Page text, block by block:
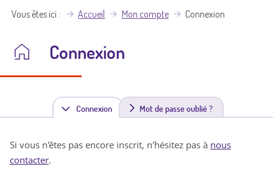
Vous êtes ici Accueil Mon compte Connexion
Connexion
Connexion(
n
Mot de passe oublié ?
Si vous n'êtes pas encore inscrit, n'hésitez pas à nous
contacter.